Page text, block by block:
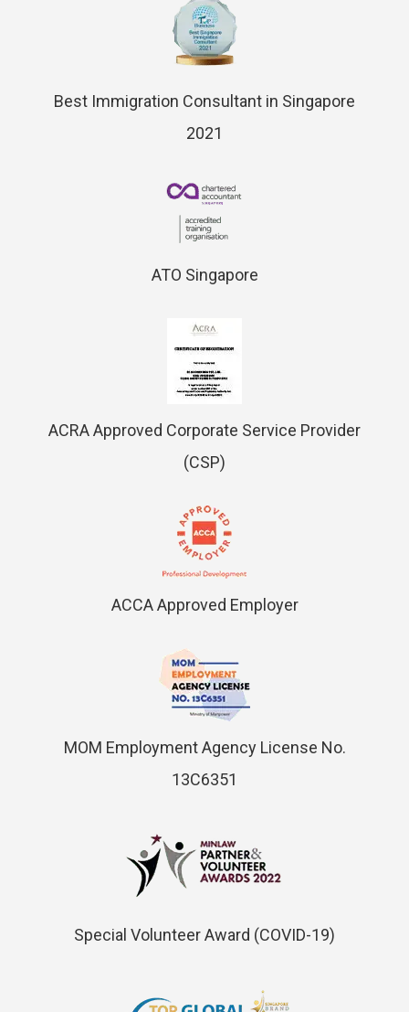
Best Immigration Consultant in Singapore
2021
ATO Singapore
ACRA Approved Corporate Service Provider
(CSP)
ACCA Approved Employer
MOM Employment Agency License No.
13C6351
Special Volunteer Award (COVID-19)